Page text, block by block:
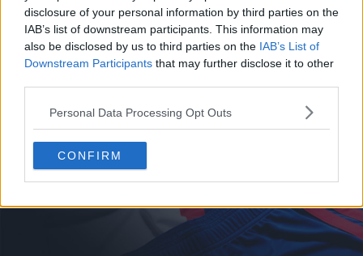
disclosure of your personal information by third parties on the
IAB’s list of downstream participants. This information may
also be disclosed by us to third parties on the IAB’s List of
Downstream Participants that may further disclose it to other
Personal Data Processing Opt Outs
CONFIRM